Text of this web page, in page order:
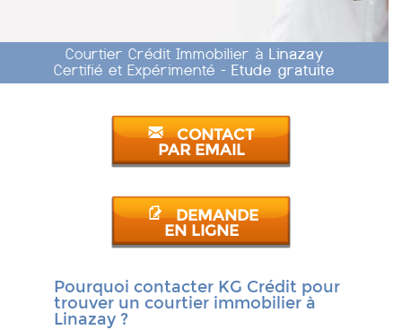
Courtier Crédit Immobilier à Linazay
Certifié et Expérimenté - Etude gratuite
CONTACT
PAR EMAIL
DEMANDE
EN LIGNE
Pourquoi contacter KG Crédit pour
trouver un courtier immobilier à
Linazay ?